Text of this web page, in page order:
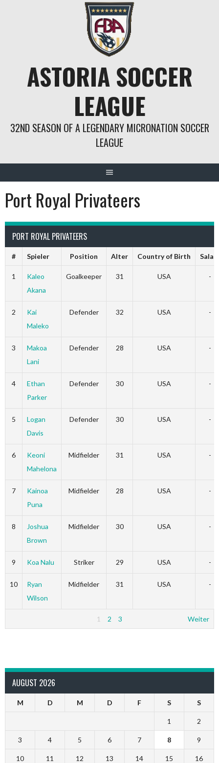
ASTORIA SOCCER
LEAGUE
32ND SEASON OF A LEGENDARY MICRONATION SOCCER
LEAGUE
Port Royal Privateers
PORT ROYAL PRIVATEERS
# Spieler Position Alter Country of Birth
1
Kaleo
Akana
Goalkeeper 31 USA -
2
Kai
Maleko
Defender 32 USA -
3
Makoa
Lani
Defender 28 USA -
4
Ethan
Parker
Defender 30 USA -
5
Logan
Davis
Defender 30 USA -
6
Keoni
Mahelona
Midfielder 31 USA -
7
Kainoa
Puna
Midfielder 28 USA -
8
Joshua
Brown
Midfielder 30 USA -
9 Koa Nalu Striker 29 USA -
10
Ryan
Wilson
Midfielder 31 USA -
1 2 3 Weiter
AUGUST 2026
M D M D F S S
1 2
3 4 5 6 7 8 9
10 11 12 13 14 15 16